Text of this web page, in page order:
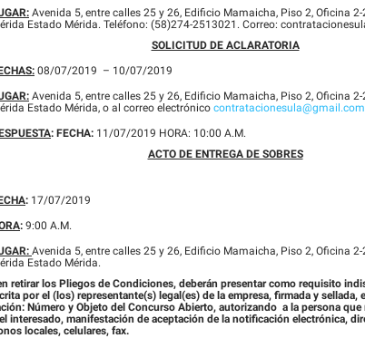
Avenida 5, entre calles 25 y 26, Edificio Mamaicha, Piso 2, Oficina
Estado Mérida. Teléfono: (58)274-2513021. Correo:
SOLICITUD DE ACLARATORIA
08/07/2019 – 10/07/2019
Avenida 5, entre calles 25 y 26, Edificio Mamaicha, Piso 2, Oficina
Estado Mérida, o al correo electrónico contratacionesula@gmail.com
: FECHA: 11/07/2019 HORA: 10:00 A.M.
ACTO DE ENTREGA DE SOBRES
: 17/07/2019
: 9:00 A.M.
Avenida 5, entre calles 25 y 26, Edificio Mamaicha, Piso 2, Oficina
Estado Mérida.
retirar los Pliegos de Condiciones, deberán presentar como requisito
por el (los) representante(s) legal(es) de la empresa, firmada y sellada,
Número y Objeto del Concurso Abierto, autorizando a la persona
interesado, manifestación de aceptación de la notificación electrónica,
locales, celulares, fax.